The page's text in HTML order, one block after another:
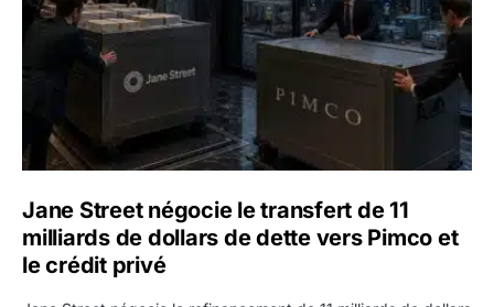
Jane Street négocie le transfert de 11
milliards de dollars de dette vers Pimco et
le crédit privé